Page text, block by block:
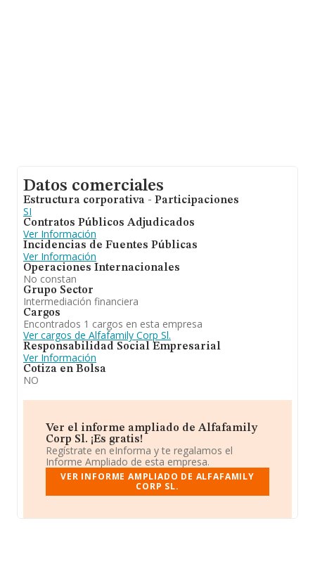
Datos comerciales
Estructura corporativa - Participaciones
SI
Contratos Públicos Adjudicados
Ver Información
Incidencias de Fuentes Públicas
Ver Información
Operaciones Internacionales
No constan
Grupo Sector
Intermediación financiera
Cargos
Encontrados 1 cargos en esta empresa
Ver cargos de Alfafamily Corp Sl.
Responsabilidad Social Empresarial
Ver Información
Cotiza en Bolsa
NO
Ver el informe ampliado de Alfafamily
Corp Sl. ¡Es gratis!
Regístrate en eInforma y te regalamos el
Informe Ampliado de esta empresa.
VER INFORME AMPLIADO DE ALFAFAMILY
CORP SL.